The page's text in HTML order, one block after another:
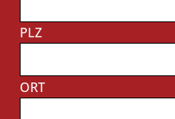
PLZ
ORT